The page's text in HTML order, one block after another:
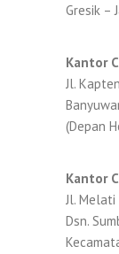
Gresik –
Kantor
Jl.
(Depan
Kantor
Jl. Melati
Dsn.